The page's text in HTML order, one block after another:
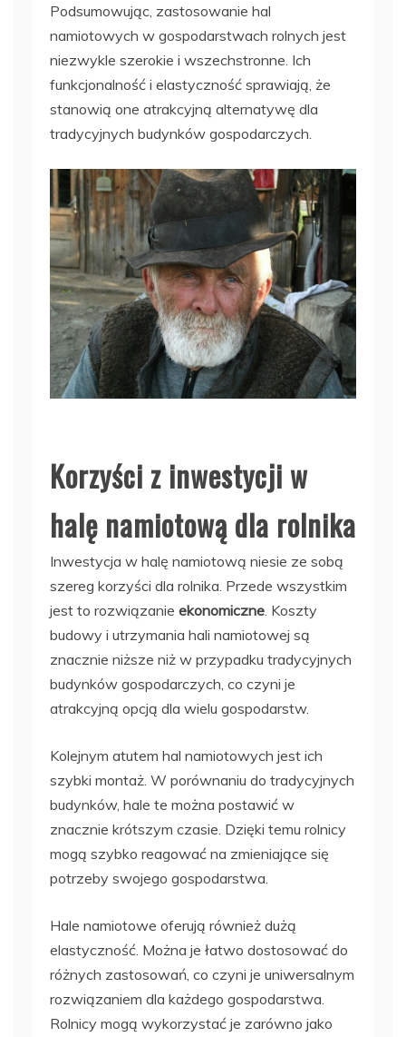
Podsumowując, zastosowanie hal
namiotowych w gospodarstwach rolnych jest
niezwykle szerokie i wszechstronne. Ich
funkcjonalność i elastyczność sprawiają, że
stanowią one atrakcyjną alternatywę dla
tradycyjnych budynków gospodarczych.
Korzyści z inwestycji w
halę namiotową dla rolnika
Inwestycja w halę namiotową niesie ze sobą
szereg korzyści dla rolnika. Przede wszystkim
jest to rozwiązanie ekonomiczne. Koszty
budowy i utrzymania hali namiotowej są
znacznie niższe niż w przypadku tradycyjnych
budynków gospodarczych, co czyni je
atrakcyjną opcją dla wielu gospodarstw.
Kolejnym atutem hal namiotowych jest ich
szybki montaż. W porównaniu do tradycyjnych
budynków, hale te można postawić w
znacznie krótszym czasie. Dzięki temu rolnicy
mogą szybko reagować na zmieniające się
potrzeby swojego gospodarstwa.
Hale namiotowe oferują również dużą
elastyczność. Można je łatwo dostosować do
różnych zastosowań, co czyni je uniwersalnym
rozwiązaniem dla każdego gospodarstwa.
Rolnicy mogą wykorzystać je zarówno jako